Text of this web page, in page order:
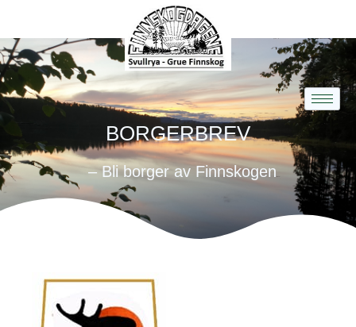
BORGERBREV
– Bli borger av Finnskogen